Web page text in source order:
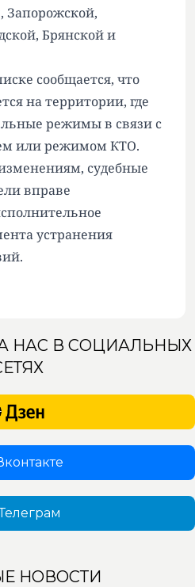
Брянской и
сообщается, что
на территории, где
режимы в связи с
или режимом КТО.
судебные
вправе
устранения
НАС В СОЦИАЛЬНЫХ
НОВОСТИ